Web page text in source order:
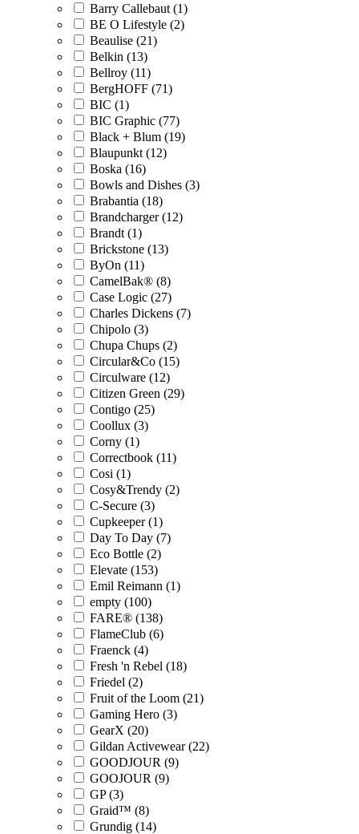
Barry Callebaut (1)
BE O Lifestyle (2)
Beaulise (21)
Belkin (13)
Bellroy (11)
BergHOFF (71)
BIC (1)
BIC Graphic (77)
Black + Blum (19)
Blaupunkt (12)
Boska (16)
Bowls and Dishes (3)
Brabantia (18)
Brandcharger (12)
Brandt (1)
Brickstone (13)
ByOn (11)
CamelBak® (8)
Case Logic (27)
Charles Dickens (7)
Chipolo (3)
Chupa Chups (2)
Circular&Co (15)
Circulware (12)
Citizen Green (29)
Contigo (25)
Coollux (3)
Corny (1)
Correctbook (11)
Cosi (1)
Cosy&Trendy (2)
C-Secure (3)
Cupkeeper (1)
Day To Day (7)
Eco Bottle (2)
Elevate (153)
Emil Reimann (1)
empty (100)
FARE® (138)
FlameClub (6)
Fraenck (4)
Fresh 'n Rebel (18)
Friedel (2)
Fruit of the Loom (21)
Gaming Hero (3)
GearX (20)
Gildan Activewear (22)
GOODJOUR (9)
GOOJOUR (9)
GP (3)
Graid™ (8)
Grundig (14)